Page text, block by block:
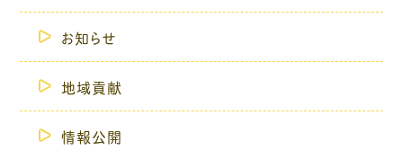
お知らせ
地域貢献
情報公開